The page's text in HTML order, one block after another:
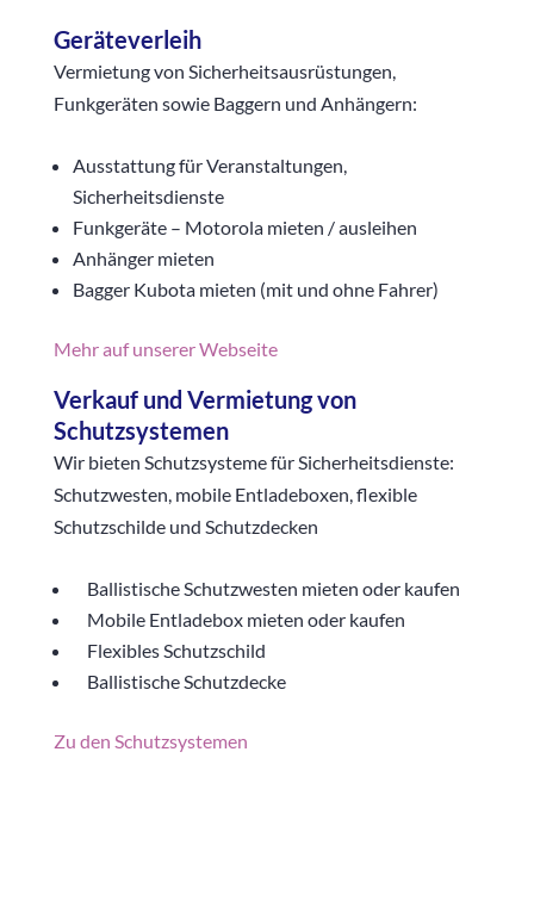
Geräteverleih
Vermietung von Sicherheitsausrüstungen,
Funkgeräten sowie Baggern und Anhängern:
Ausstattung für Veranstaltungen,
Sicherheitsdienste
Funkgeräte – Motorola mieten / ausleihen
Anhänger mieten
Bagger Kubota mieten (mit und ohne Fahrer)
Mehr auf unserer Webseite
Verkauf und Vermietung von
Schutzsystemen
Wir bieten Schutzsysteme für Sicherheitsdienste:
Schutzwesten, mobile Entladeboxen, flexible
Schutzschilde und Schutzdecken
Ballistische Schutzwesten mieten oder kaufen
Mobile Entladebox mieten oder kaufen
Flexibles Schutzschild
Ballistische Schutzdecke
Zu den Schutzsystemen